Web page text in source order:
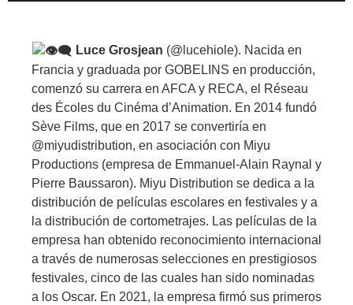
Luce Grosjean (@lucehiole). Nacida en
Francia y graduada por GOBELINS en producción,
comenzó su carrera en AFCA y RECA, el Réseau
des Écoles du Cinéma d’Animation. En 2014 fundó
Sève Films, que en 2017 se convertiría en
@miyudistribution, en asociación con Miyu
Productions (empresa de Emmanuel-Alain Raynal y
Pierre Baussaron). Miyu Distribution se dedica a la
distribución de películas escolares en festivales y a
la distribución de cortometrajes. Las películas de la
empresa han obtenido reconocimiento internacional
a través de numerosas selecciones en prestigiosos
festivales, cinco de las cuales han sido nominadas
a los Oscar. En 2021, la empresa firmó sus primeros